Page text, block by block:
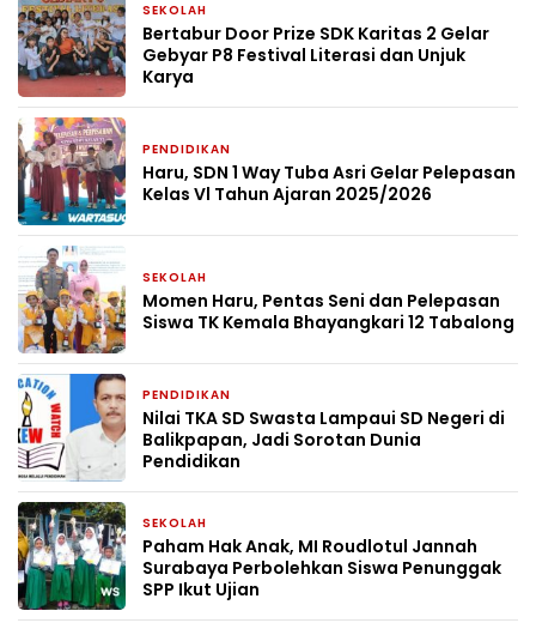
SEKOLAH
Bertabur Door Prize SDK Karitas 2 Gelar
Gebyar P8 Festival Literasi dan Unjuk
Karya
PENDIDIKAN
Haru, SDN 1 Way Tuba Asri Gelar Pelepasan
Kelas Vl Tahun Ajaran 2025/2026
SEKOLAH
Momen Haru, Pentas Seni dan Pelepasan
Siswa TK Kemala Bhayangkari 12 Tabalong
PENDIDIKAN
Nilai TKA SD Swasta Lampaui SD Negeri di
Balikpapan, Jadi Sorotan Dunia
Pendidikan
SEKOLAH
Paham Hak Anak, MI Roudlotul Jannah
Surabaya Perbolehkan Siswa Penunggak
SPP Ikut Ujian